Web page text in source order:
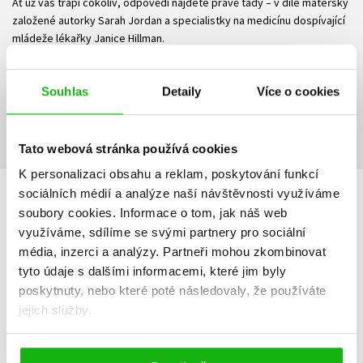
Souhlas Detaily Více o cookies
Tato webová stránka používá cookies
K personalizaci obsahu a reklam, poskytování funkcí
sociálních médií a analýze naší návštěvnosti využíváme
soubory cookies. Informace o tom, jak náš web
využíváme, sdílíme se svými partnery pro sociální
média, inzerci a analýzy. Partneři mohou zkombinovat
tyto údaje s dalšími informacemi, které jim byly
poskytnuty, nebo které poté následovaly, že používáte
jejich služby.
založené autorky Sarah Jordan a specialistky na medicínu dospívající
mládeže lékařky Janice Hillman.
Ke stažení
PDF Obsah.pdf PDF Ukázka.pdf
HODNOCENÍ ČTENÁŘŮ
V současné době nejsou vytvořena žádná uživatelská hodnocení.
Vaše hodnocení
Uživatelskou recenzi mohou vkládat pouze registrovaní uživatelé